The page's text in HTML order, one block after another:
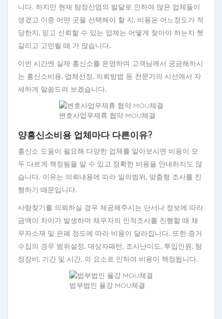
니다. 하지만 현재 탐정산업의 발달로 인하여 많은 업체들이
생겼고 이중 어떤 곳을 선택해야 할 지, 비용은 어느정도가 적
당한지, 믿고 신뢰할 수 있는 업체는 어떻게 찾아야 하는지 헷
갈리고 고민될 때 가 많습니다.
이번 시간엔 실제 흥신소를 운영하며 고객님께서 궁금해하시
는 흥신소비용, 업체선정, 의뢰방법 등 전문가의 시선에서 자
세하게 말씀드려 보겠습니다.
변호사업무제휴 협약 MOU체결
양흥신소비용 업체마다 다른이유?
흥신소 도움이 필요해 다양한 업체를 알아보시면 비용이 모
두 다르게 책정됨을 알 수 있고 정확한 비용을 안내하지도 않
습니다. 이유는 의뢰내용에 따라 일의범위, 맞춤형 조사를 진
행하기 때문입니다.
사람찾기를 의뢰하실 경우 제공해주시는 단서나 정보에 따라
금액이 차이가 발생하며 채무자의 인적조사를 진행할 때 채
무자소재 및 은폐 정도에 따라 비용이 달라집니다. 또한 증거
수집의 경우 범위설정, 대상자패턴, 조사난이도, 투입인원, 탐
정장비, 기간 및 시간, 의 요소로 인하여 비용이 책정됩니다.
법부법인 율강 MOU체결